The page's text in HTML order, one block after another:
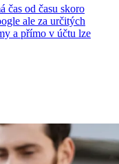
čas od času skoro
ale za určitých
a přímo v účtu lze